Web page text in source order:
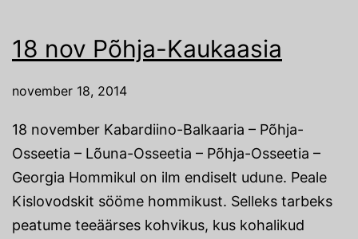
18 nov Põhja-Kaukaasia
november 18, 2014
18 november Kabardiino-Balkaaria – Põhja-
Osseetia – Lõuna-Osseetia – Põhja-Osseetia –
Georgia Hommikul on ilm endiselt udune. Peale
Kislovodskit sööme hommikust. Selleks tarbeks
peatume teeäärses kohvikus, kus kohalikud